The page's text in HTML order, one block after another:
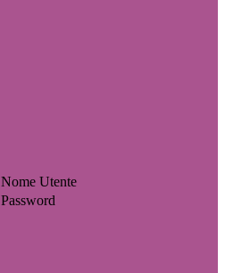
Nome Utente
Password